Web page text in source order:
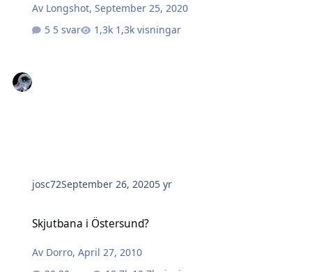
Av Longshot,September 25, 2020
5 svar
1,3k visningar
josc72September 26, 20205 yr
Skjutbana i Östersund?
Av Dorro,April 27, 2010